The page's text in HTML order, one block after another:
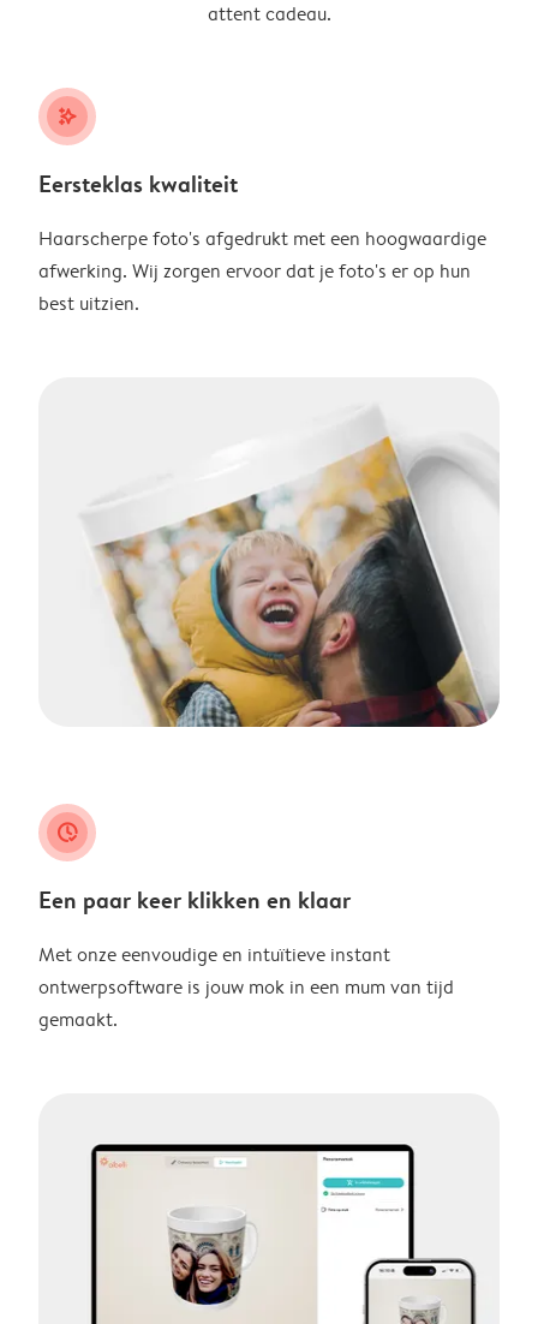
attent cadeau.
stars_plus
Eersteklas kwaliteit
Haarscherpe foto's afgedrukt met een hoogwaardige
afwerking. Wij zorgen ervoor dat je foto's er op hun
best uitzien.
clock_check
Een paar keer klikken en klaar
Met onze eenvoudige en intuïtieve instant
ontwerpsoftware is jouw mok in een mum van tijd
gemaakt.